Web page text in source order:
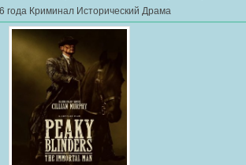
года Криминал Исторический Драма